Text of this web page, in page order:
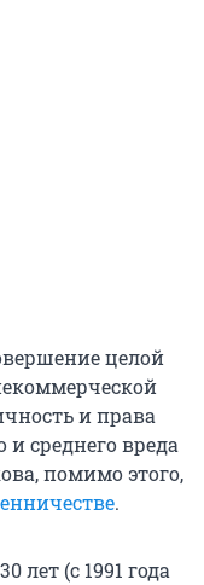
целой
и права
среднего вреда
помимо этого,
.
лет (с 1991 года